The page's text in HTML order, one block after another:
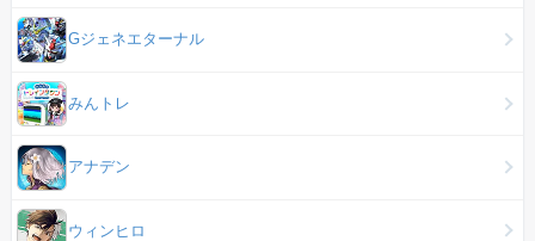
Gジェネエターナル
みんトレ
アナデン
ウィンヒロ